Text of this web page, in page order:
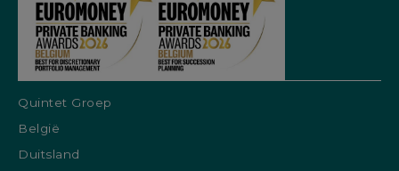
Quintet Groep
België
Duitsland